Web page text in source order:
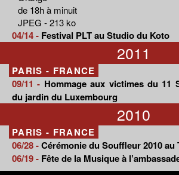
de 18h à minuit
JPEG - 213 ko
04/14 - Festival PLT au Studio du Koto
2011
PARIS - FRANCE
09/11 - Hommage aux victimes du 11
du jardin du Luxembourg
2010
PARIS - FRANCE
06/28 -Cérémonie du Souffleur 2010 au
06/19 - Fête de la Musique à